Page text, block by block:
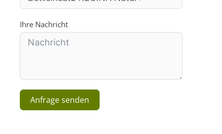
t
s
+
1
Ihre Nachricht
Anfrage senden